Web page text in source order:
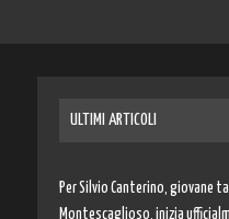
ULTIMI ARTICOLI
Per Silvio Canterino, giovane
Montescaglioso, inizia